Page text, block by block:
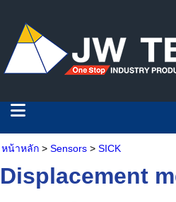
หน้าหลัก > Sensors > SICK
Displacement